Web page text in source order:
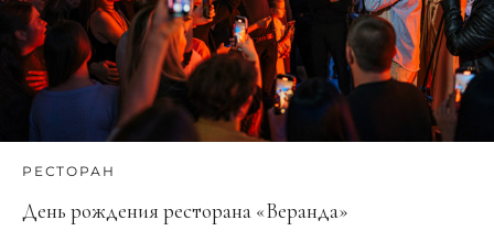
РЕСТОРАН
День рождения ресторана «Веранда»